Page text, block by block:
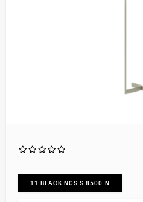
11 BLACK NCS S 8500-N